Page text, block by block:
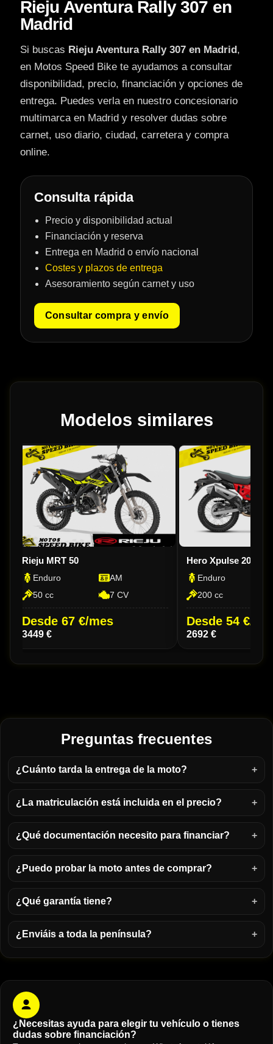
Rieju Aventura Rally 307 en
Madrid
Si buscas Rieju Aventura Rally 307 en Madrid ,
en Motos Speed Bike te ayudamos a consultar
disponibilidad, precio, financiación y opciones de
entrega. Puedes verla en nuestro concesionario
multimarca en Madrid y resolver dudas sobre
carnet, uso diario, ciudad, carretera y compra
online.
Consulta rápida
Precio y disponibilidad actual
Financiación y reserva
Entrega en Madrid o envío nacional
Costes y plazos de entrega
Asesoramiento según carnet y uso
Consultar compra y envío
Modelos similares
Rieju MRT 50
Enduro
AM
50 cc
7 CV
Desde 67 €/mes
3449 €
Hero Xpulse 200 4V
Enduro
200 cc
Desde 54 €/
2692 €
Preguntas frecuentes
¿Cuánto tarda la entrega de la moto?
¿La matriculación está incluida en el precio?
¿Qué documentación necesito para financiar?
¿Puedo probar la moto antes de comprar?
¿Qué garantía tiene?
¿Enviáis a toda la península?
¿Necesitas ayuda para elegir tu vehículo o tienes
dudas sobre financiación?